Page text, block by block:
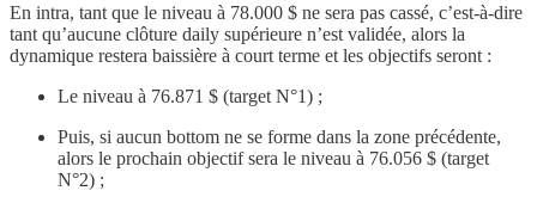
En intra, tant que le niveau à 78.000 $ ne sera pas cassé, c’est-à-dire
tant qu’aucune clôture daily supérieure n’est validée, alors la
dynamique restera baissière à court terme et les objectifs seront :
Le niveau à 76.871 $ (target N°1) ;
Puis, si aucun bottom ne se forme dans la zone précédente,
alors le prochain objectif sera le niveau à 76.056 $ (target
N°2) ;